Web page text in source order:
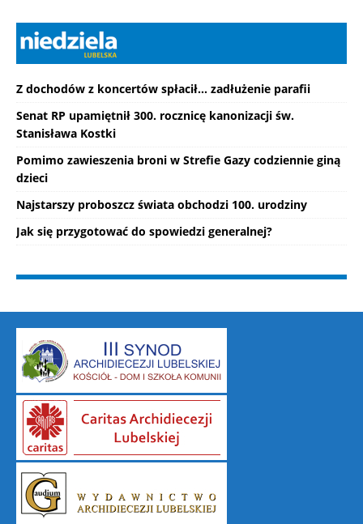
Z dochodów z koncertów spłacił... zadłużenie parafii
Senat RP upamiętnił 300. rocznicę kanonizacji św.
Stanisława Kostki
Pomimo zawieszenia broni w Strefie Gazy codziennie giną
dzieci
Najstarszy proboszcz świata obchodzi 100. urodziny
Jak się przygotować do spowiedzi generalnej?